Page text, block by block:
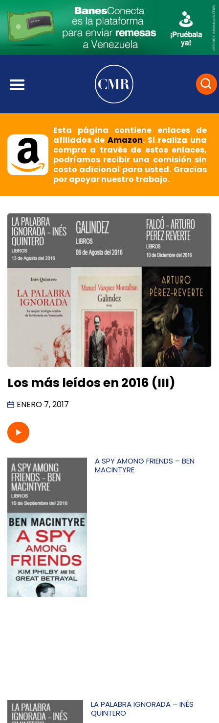
Esta página contiene enlaces de
afiliados deAmazon. Si realiza una
compra a través de estos enlaces,
podríamos recibir una comisión sin
costo adicional para usted. Gracias
por apoyar nuestro trabajo.
Los más leídos en 2016 (III)
ENERO 7, 2017
A SPY AMONG FRIENDS – BEN
MACINTYRE
LA PALABRA IGNORADA – INÉS
QUINTERO